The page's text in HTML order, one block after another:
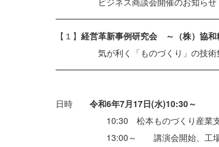
【１】 経営革新事例研究会 ～（株）協和
気が利く「ものづくり」の技術集
日時 令和6年7月17日(水)10:30～
10:30 松本ものづくり産業支援
13:00～ 講演会開始、工場見